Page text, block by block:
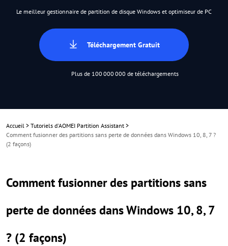
Le meilleur gestionnaire de partition de disque Windows et optimiseur de PC
Téléchargement Gratuit
Plus de 100 000 000 de téléchargements
Accueil > Tutoriels d'AOMEI Partition Assistant >
Comment fusionner des partitions sans perte de données dans Windows 10, 8, 7 ?
(2 façons)
Comment fusionner des partitions sans
perte de données dans Windows 10, 8, 7
? (2 façons)